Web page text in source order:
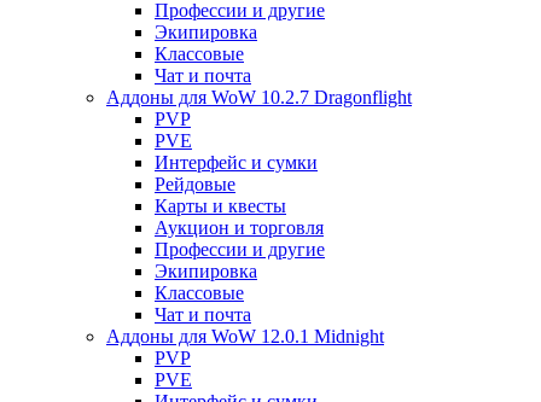
Профессии и другие
Экипировка
Классовые
Чат и почта
Аддоны для WoW 10.2.7 Dragonflight
PVP
PVE
Интерфейс и сумки
Рейдовые
Карты и квесты
Аукцион и торговля
Профессии и другие
Экипировка
Классовые
Чат и почта
Аддоны для WoW 12.0.1 Midnight
PVP
PVE